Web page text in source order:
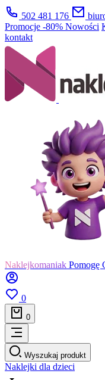
502 481 176
Promocje -80% Nowości
kontakt
Naklejkomaniak Pomogę
0
0
Wyszukaj produkt
Naklejki dla dzieci